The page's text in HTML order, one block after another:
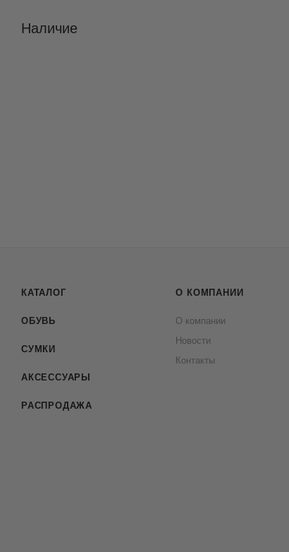
Наличие
КАТАЛОГ
ОБУВЬ
СУМКИ
АКСЕССУАРЫ
РАСПРОДАЖА
О КОМПАНИИ
О компании
Новости
Контакты